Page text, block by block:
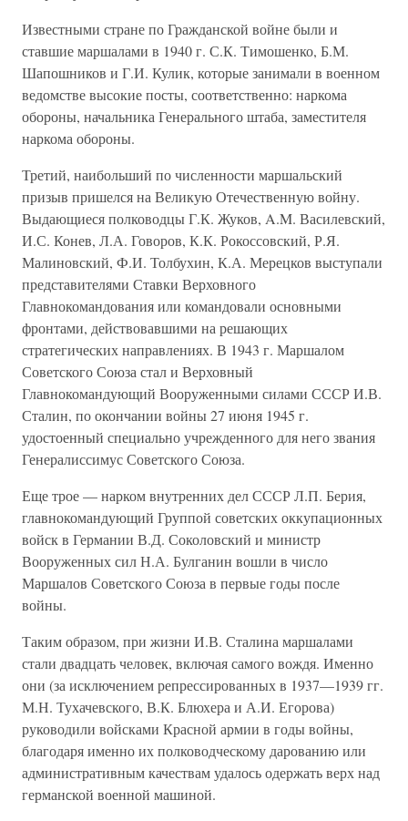
Известными стране по Гражданской войне были и
ставшие маршалами в 1940 г. С.К. Тимошенко, Б.М.
Шапошников и Г.И. Кулик, которые занимали в военном
ведомстве высокие посты, соответственно: наркома
обороны, начальника Генерального штаба, заместителя
наркома обороны.
Третий, наибольший по численности маршальский
призыв пришелся на Великую Отечественную войну.
Выдающиеся полководцы Г.К. Жуков, A.M. Василевский,
И.С. Конев, Л.А. Говоров, К.К. Рокоссовский, Р.Я.
Малиновский, Ф.И. Толбухин, К.А. Мерецков выступали
представителями Ставки Верховного
Главнокомандования или командовали основными
фронтами, действовавшими на решающих
стратегических направлениях. В 1943 г. Маршалом
Советского Союза стал и Верховный
Главнокомандующий Вооруженными силами СССР И.В.
Сталин, по окончании войны 27 июня 1945 г.
удостоенный специально учрежденного для него звания
Генералиссимус Советского Союза.
Еще трое — нарком внутренних дел СССР Л.П. Берия,
главнокомандующий Группой советских оккупационных
войск в Германии В.Д. Соколовский и министр
Вооруженных сил Н.А. Булганин вошли в число
Маршалов Советского Союза в первые годы после
войны.
Таким образом, при жизни И.В. Сталина маршалами
стали двадцать человек, включая самого вождя. Именно
они (за исключением репрессированных в 1937—1939 гг.
М.Н. Тухачевского, В.К. Блюхера и А.И. Егорова)
руководили войсками Красной армии в годы войны,
благодаря именно их полководческому дарованию или
административным качествам удалось одержать верх над
германской военной машиной.